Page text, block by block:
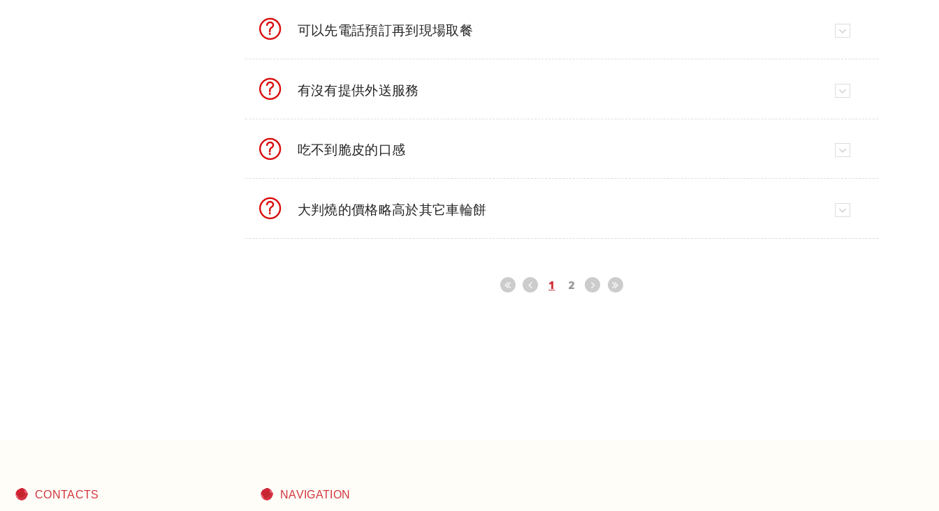
可以先電話預訂再到現場取餐
有沒有提供外送服務
吃不到脆皮的口感
大判燒的價格略高於其它車輪餅
1 2
CONTACTS NAVIGATION